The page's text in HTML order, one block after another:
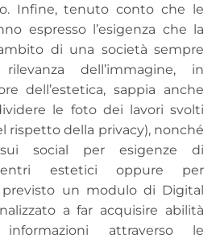
Infine, tenuto conto che le
espresso l’esigenza che la
di una società sempre
dell’immagine, in
dell’estetica, sappia anche
le foto dei lavori svolti
rispetto della privacy), nonché
social per esigenze di
estetici oppure per
previsto un modulo di Digital
a far acquisire abilità
informazioni attraverso le